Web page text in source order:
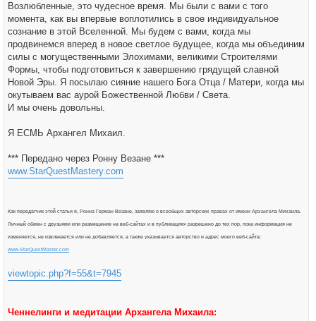
Возлюбленные, это чудесное время. Мы были с вами с того
момента, как вы впервые воплотились в свое индивидуальное
сознание в этой Вселенной. Мы будем с вами, когда мы
продвинемся вперед в новое светлое будущее, когда мы объединим
силы с могущественными Элохимами, великими Строителями
Формы, чтобы подготовиться к завершению грядущей славной
Новой Эры. Я посылаю сияние нашего Бога Отца / Матери, когда мы
окутываем вас аурой Божественной Любви / Света.
И мы очень довольны.
Я ЕСМЬ Архангел Михаил.
*** Передано через Ронну Везане ***
www.StarQuestMastery.com
Как передатчик этой статьи я, Ронна Герман Везане, заявляю о всеобщих авторских правах от имени Архангела Михаила.
Личный обмен с друзьями или размещение на веб-сайтах и в публикациях разрешено до тех пор, пока информация не
изменяется, не извлекается или не добавляется, а также указывается авторство и адрес моего веб-сайта:
www.StarQuestMaster.com
viewtopic.php?f=55&t=7945
Ченнелинги и медитации Архангела Михаила: